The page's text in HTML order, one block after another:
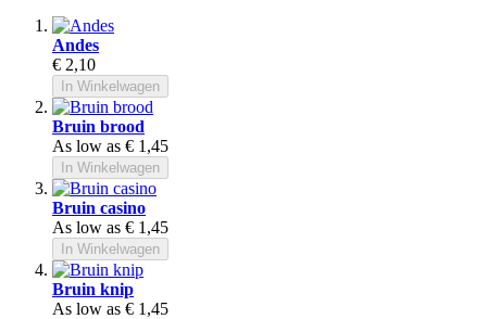
Andes
€ 2,10
In Winkelwagen
Bruin brood
As low as € 1,45
In Winkelwagen
Bruin casino
As low as € 1,45
In Winkelwagen
Bruin knip
As low as € 1,45